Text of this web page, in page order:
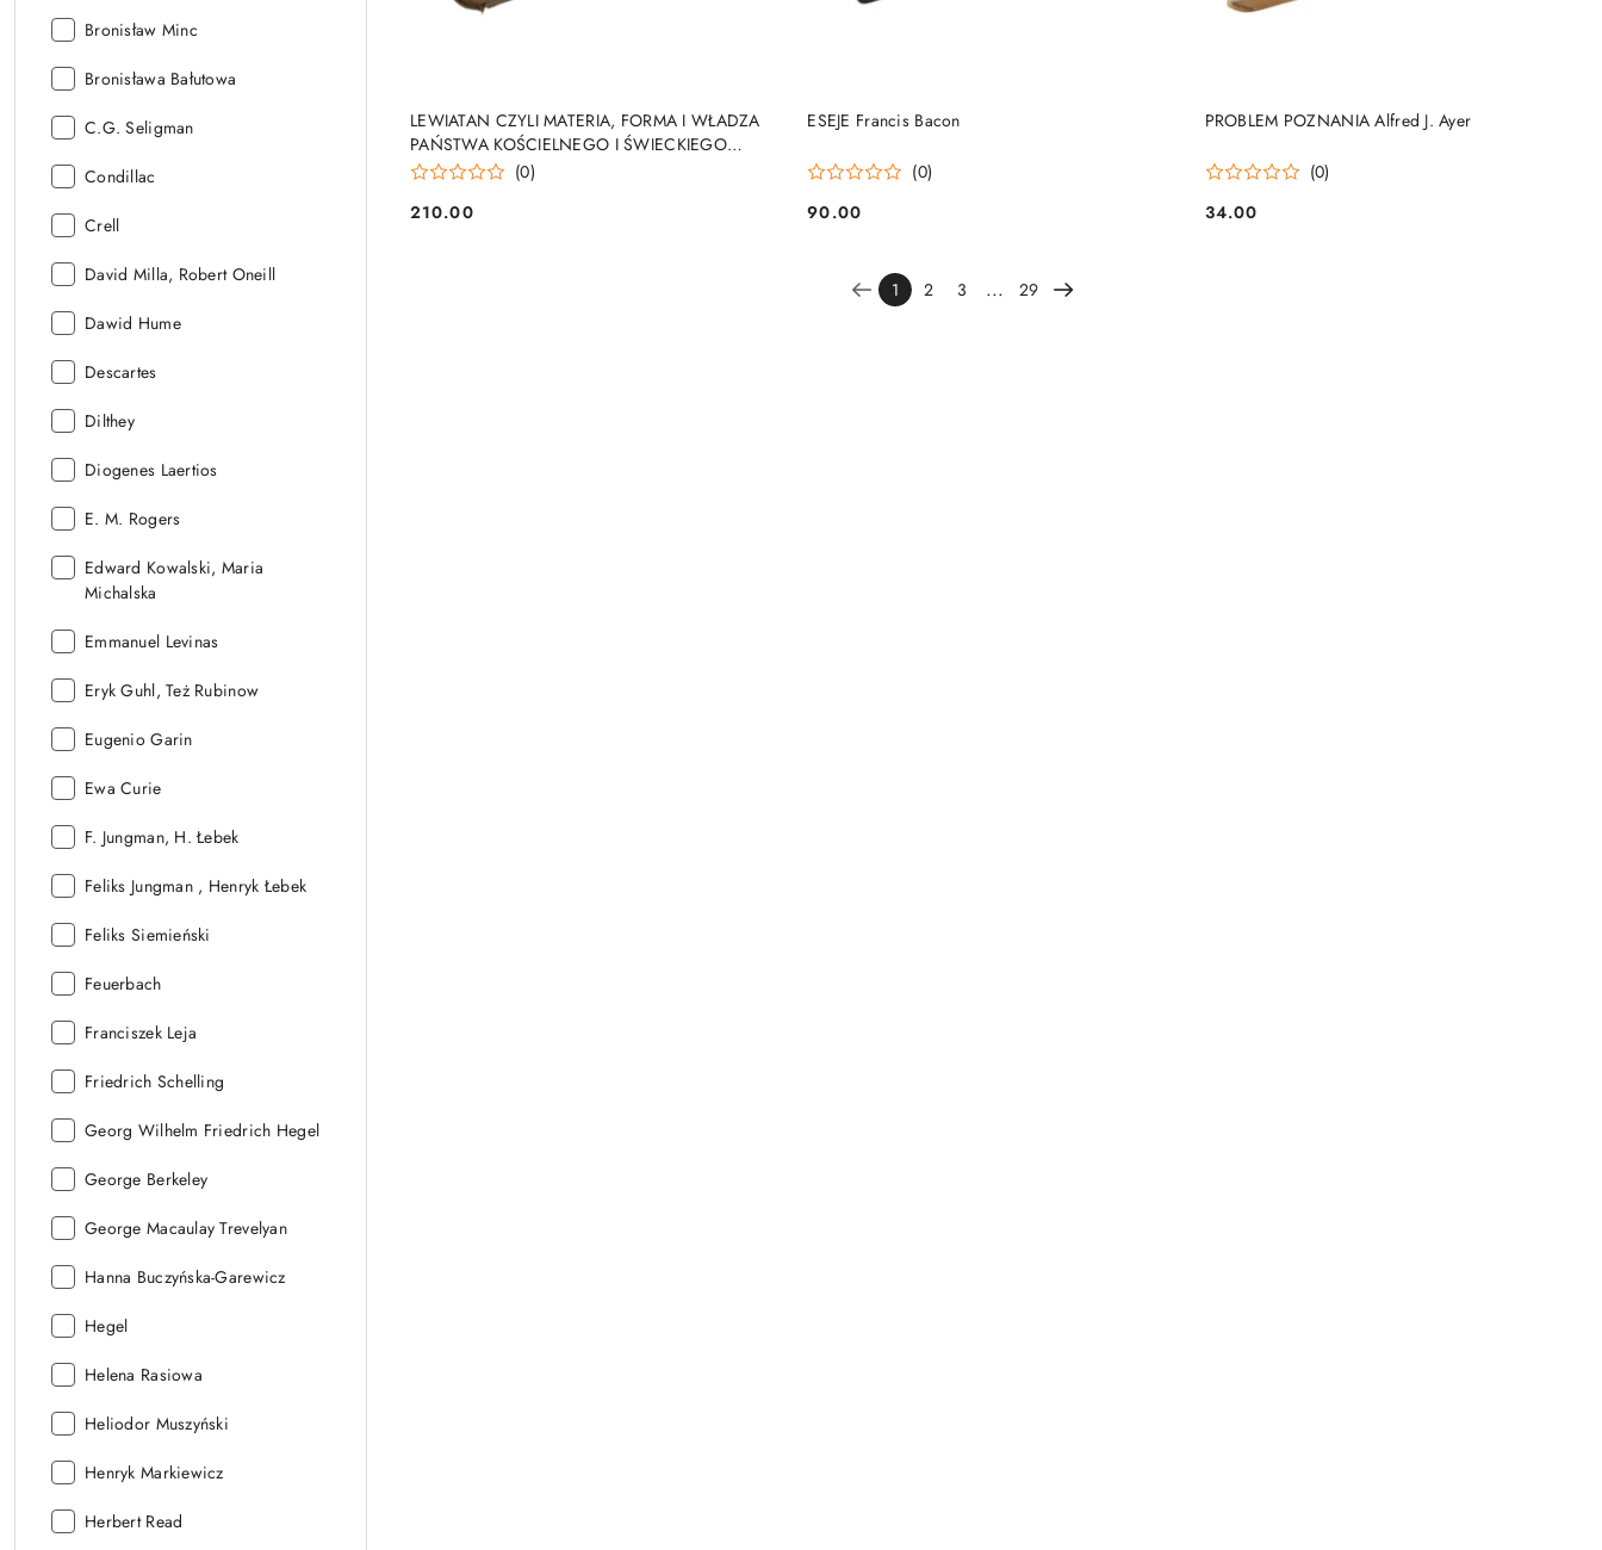
Autor:
Bronisław Minc
Autor:
Bronisława Bałutowa
Autor:
C.G. Seligman
Autor:
Condillac
Autor:
Crell
Autor:
David Milla, Robert Oneill
Autor:
Dawid Hume
Autor:
Descartes
Autor:
Dilthey
Autor:
Diogenes Laertios
Autor:
E. M. Rogers
Autor:
Edward Kowalski, Maria
Michalska
Autor:
Emmanuel Levinas
Autor:
Eryk Guhl, Też Rubinow
Autor:
Eugenio Garin
Autor:
Ewa Curie
Autor:
F. Jungman, H. Łebek
Autor:
Feliks Jungman , Henryk Łebek
Autor:
Feliks Siemieński
Autor:
Feuerbach
Autor:
Franciszek Leja
Autor:
Friedrich Schelling
Autor:
Georg Wilhelm Friedrich Hegel
Autor:
George Berkeley
Autor:
George Macaulay Trevelyan
Autor:
Hanna Buczyńska-Garewicz
Autor:
Hegel
Autor:
Helena Rasiowa
Autor:
Heliodor Muszyński
Autor:
Henryk Markiewicz
Autor:
Herbert Read
LEWIATAN CZYLI MATERIA, FORMA I WŁADZA
PAŃSTWA KOŚCIELNEGO I ŚWIECKIEGO
Thomas Hobbes
(0)
Cena:
210.00
DO KOSZYKA ESEJE Francis Bacon
(0)
Cena:
90.00
PROBLEM POZNANIA Alfred J. Ayer
(0)
Cena:
34.00
DO KOSZYKA
1 2 3 ... 29